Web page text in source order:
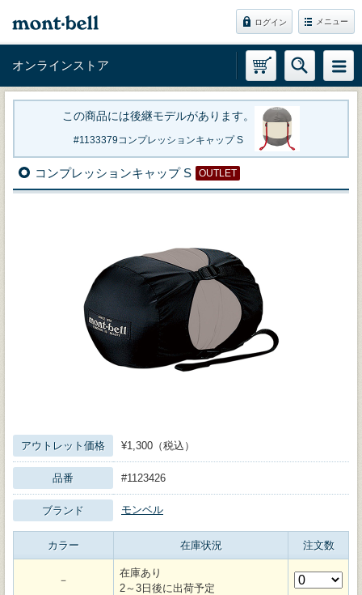
ログイン メニュー
オンラインストア
この商品には後継モデルがあります。
1133379コンプレッションキャップ S
コンプレッションキャップ S OUTLET
アウトレット価格 ¥1,300（税込）
品番 #1123426
ブランド モンベル
カラー 在庫状況 注文数
－
在庫あり
2～3日後に出荷予定